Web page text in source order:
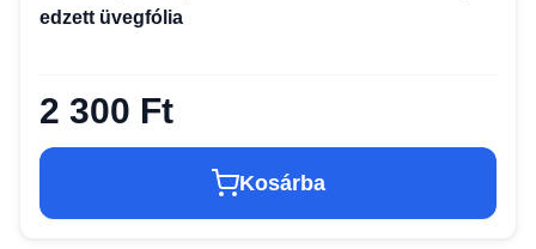
edzett üvegfólia
2 300 Ft
Kosárba